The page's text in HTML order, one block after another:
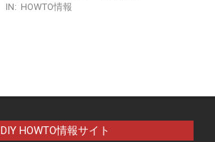
IN: HOWTO情報
DIY HOWTO情報サイト